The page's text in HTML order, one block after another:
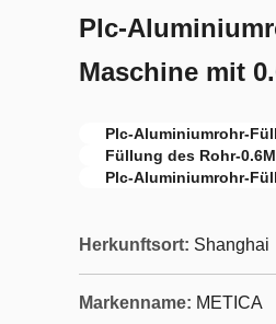
Plc-
Maschine mit
Plc-Aluminiumrohr-
Füllung des Rohr-
Plc-Aluminiumrohr-
Herkunftsort: Shanghai
Markenname: METICA